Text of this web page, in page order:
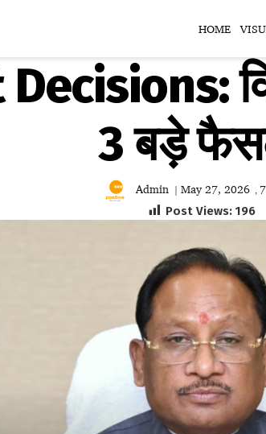
HOME
3 बड़े
Admin | May 27, 2026 ,
Post Views: 196